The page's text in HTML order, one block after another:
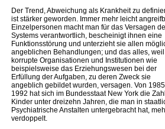
Der Trend, Abweichung als Krankheit zu
ist stärker geworden. Immer mehr leicht
Einzelpersonen macht man für das Versagen
Systems verantwortlich, bescheinigt ihnen eine
Funktionsstörung und unterzieht sie allen
angeblichen Behandlungen; und das alles, weil
korrupte Organisationen und Institutionen wie
beispielsweise das Erziehungswesen bei der
Erfüllung der Aufgaben, zu deren Zweck sie
angeblich gebildet wurden, versagen. Von
1992 hat sich im Bundesstaat New York die
Kinder unter dreizehn Jahren, die man in
Psychiatrische Anstalten untergebracht hat,
verdoppelt.